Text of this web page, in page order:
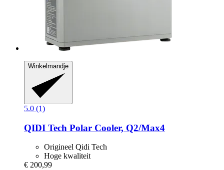
Winkelmandje
5.0 (1)
QIDI Tech Polar Cooler, Q2/Max4
Origineel Qidi Tech
Hoge kwaliteit
€ 200,99